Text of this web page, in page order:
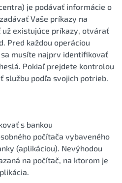
je podávať informácie o
Vaše príkazy na
existujúce príkazy, otvárať
Pred každou operáciou
musíte najprv identifikovať
Pokiaľ prejdete kontrolou
službu podľa svojich potrieb.
s bankou
počítača vybaveného
(aplikáciou). Nevýhodou
na počítač, na ktorom je